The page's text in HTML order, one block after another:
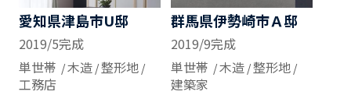
愛知県津島市U邸
2019/5完成
単世帯
木造 整形地
工務店
群馬県伊勢崎市Ａ邸
2019/9完成
単世帯
木造 整形地
建築家